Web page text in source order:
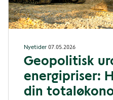
Nyetider 07.05.2026
Geopolitisk
energipriser:
din